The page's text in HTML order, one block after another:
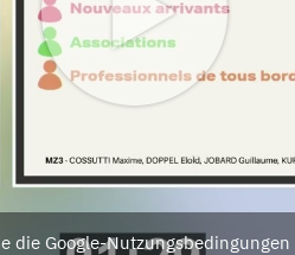
die Google-